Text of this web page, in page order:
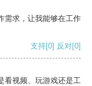
需求，让我能够在工作
支持[0] 反对[0]
看视频、玩游戏还是工